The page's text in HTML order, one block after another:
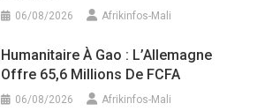
06/08/2026 Afrikinfos-Mali
Humanitaire À Gao : L’Allemagne
Offre 65,6 Millions De FCFA
06/08/2026 Afrikinfos-Mali